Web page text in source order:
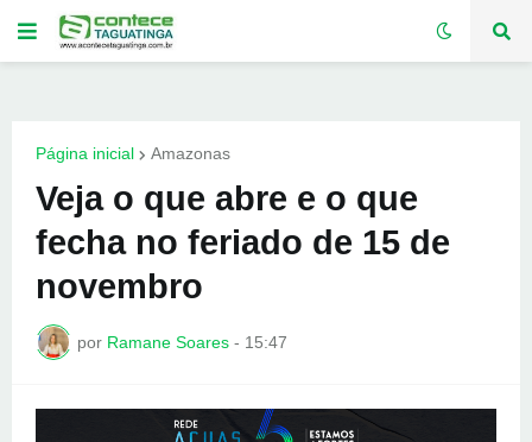
Página inicial Amazonas
Veja o que abre e o que
fecha no feriado de 15 de
novembro
por Ramane Soares - 15:47